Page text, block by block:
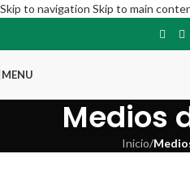
Skip to navigation Skip to main
MENU
Medios
Inicio/